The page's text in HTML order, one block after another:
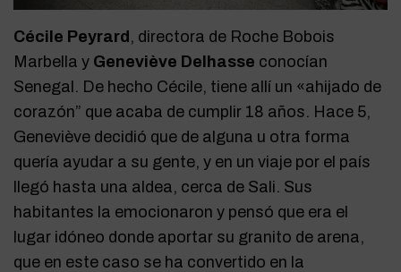
Cécile Peyrard, directora de Roche Bobois
Marbella y Geneviève Delhasse conocían
Senegal. De hecho Cécile, tiene allí un «ahijado de
corazón” que acaba de cumplir 18 años. Hace 5,
Geneviève decidió que de alguna u otra forma
quería ayudar a su gente, y en un viaje por el país
llegó hasta una aldea, cerca de Sali. Sus
habitantes la emocionaron y pensó que era el
lugar idóneo donde aportar su granito de arena,
que en este caso se ha convertido en la